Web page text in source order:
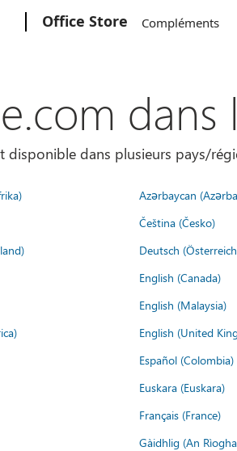
Office Store Compléments
dans
disponible dans plusieurs pays/
Azərbaycan
Čeština (Česko)
Deutsch
English (Canada)
English (Malaysia)
English (United
Español (Colombia)
Euskara (Euskara)
Français (France)
Gàidhlig (An